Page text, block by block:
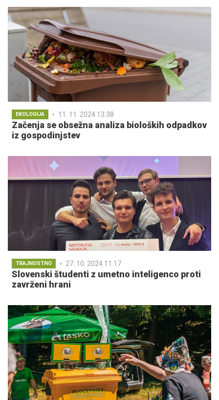
EKOLOGIJA 11. 11. 2024 13.38
Začenja se obsežna analiza bioloških odpadkov
iz gospodinjstev
TRAJNOSTNO 27. 10. 2024 11.17
Slovenski študenti z umetno inteligenco proti
zavrženi hrani